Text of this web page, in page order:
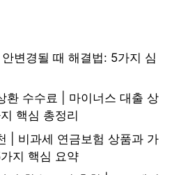
변경될 때 해결법: 5가지 심
환 수수료 | 마이너스 대출 상
핵심 총정리
| 비과세 연금보험 상품과 가
지 핵심 요약